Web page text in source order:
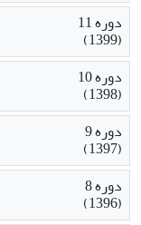
دوره 11
(1399)
دوره 10
(1398)
دوره 9
(1397)
دوره 8
(1396)